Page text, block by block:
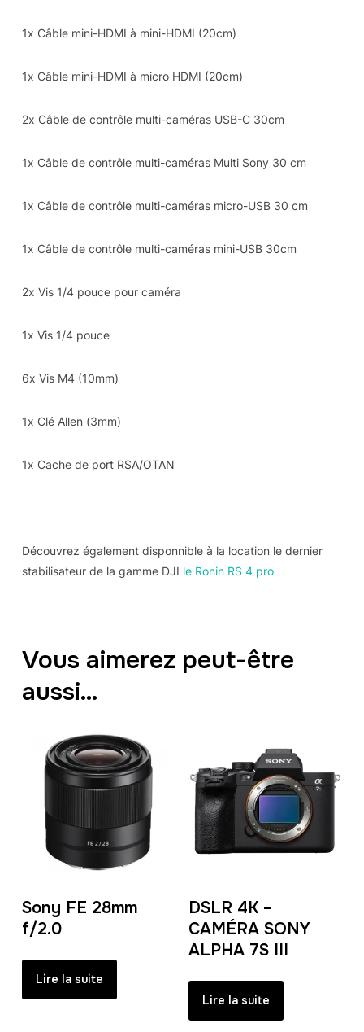
1x Câble mini-HDMI à mini-HDMI (20cm)
1x Câble mini-HDMI à micro HDMI (20cm)
2x Câble de contrôle multi-caméras USB-C 30cm
1x Câble de contrôle multi-caméras Multi Sony 30 cm
1x Câble de contrôle multi-caméras micro-USB 30 cm
1x Câble de contrôle multi-caméras mini-USB 30cm
2x Vis 1/4 pouce pour caméra
1x Vis 1/4 pouce
6x Vis M4 (10mm)
1x Clé Allen (3mm)
1x Cache de port RSA/OTAN
Découvrez également disponnible à la location le dernier
stabilisateur de la gamme DJI le Ronin RS 4 pro
Vous aimerez peut-être
aussi…
Sony FE 28mm
f/2.0
Lire la suite
DSLR 4K –
CAMÉRA SONY
ALPHA 7S III
Lire la suite